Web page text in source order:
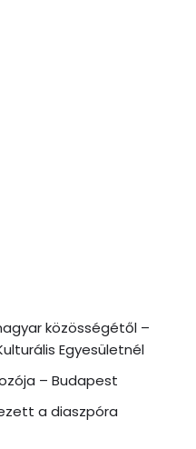
közösségétől –
Egyesületnél
– Budapest
a diaszpóra